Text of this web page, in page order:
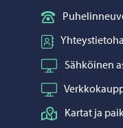
Sähköinen
Kartat ja